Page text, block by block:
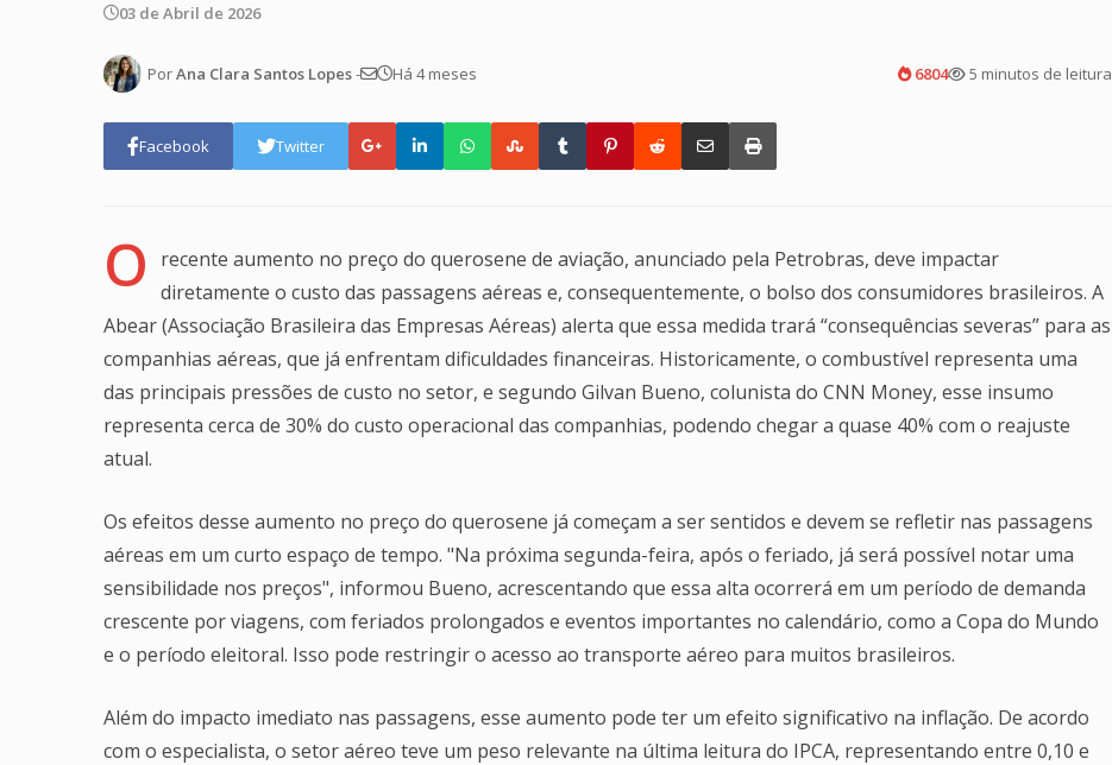
03 de Abril de 2026
PorAna Clara Santos Lopes- Há 4 meses 6804 5 minutos de leitura
Facebook Twitter
O
recente aumento no preço do querosene de aviação, anunciado pela Petrobras, deve impactar
diretamente o custo das passagens aéreas e, consequentemente, o bolso dos consumidores brasileiros. A
Abear (Associação Brasileira das Empresas Aéreas) alerta que essa medida trará “consequências severas” para as
companhias aéreas, que já enfrentam dificuldades financeiras. Historicamente, o combustível representa uma
das principais pressões de custo no setor, e segundo Gilvan Bueno, colunista do CNN Money, esse insumo
representa cerca de 30% do custo operacional das companhias, podendo chegar a quase 40% com o reajuste
atual.
Os efeitos desse aumento no preço do querosene já começam a ser sentidos e devem se refletir nas passagens
aéreas em um curto espaço de tempo. "Na próxima segunda-feira, após o feriado, já será possível notar uma
sensibilidade nos preços", informou Bueno, acrescentando que essa alta ocorrerá em um período de demanda
crescente por viagens, com feriados prolongados e eventos importantes no calendário, como a Copa do Mundo
e o período eleitoral. Isso pode restringir o acesso ao transporte aéreo para muitos brasileiros.
Além do impacto imediato nas passagens, esse aumento pode ter um efeito significativo na inflação. De acordo
com o especialista, o setor aéreo teve um peso relevante na última leitura do IPCA, representando entre 0,10 e